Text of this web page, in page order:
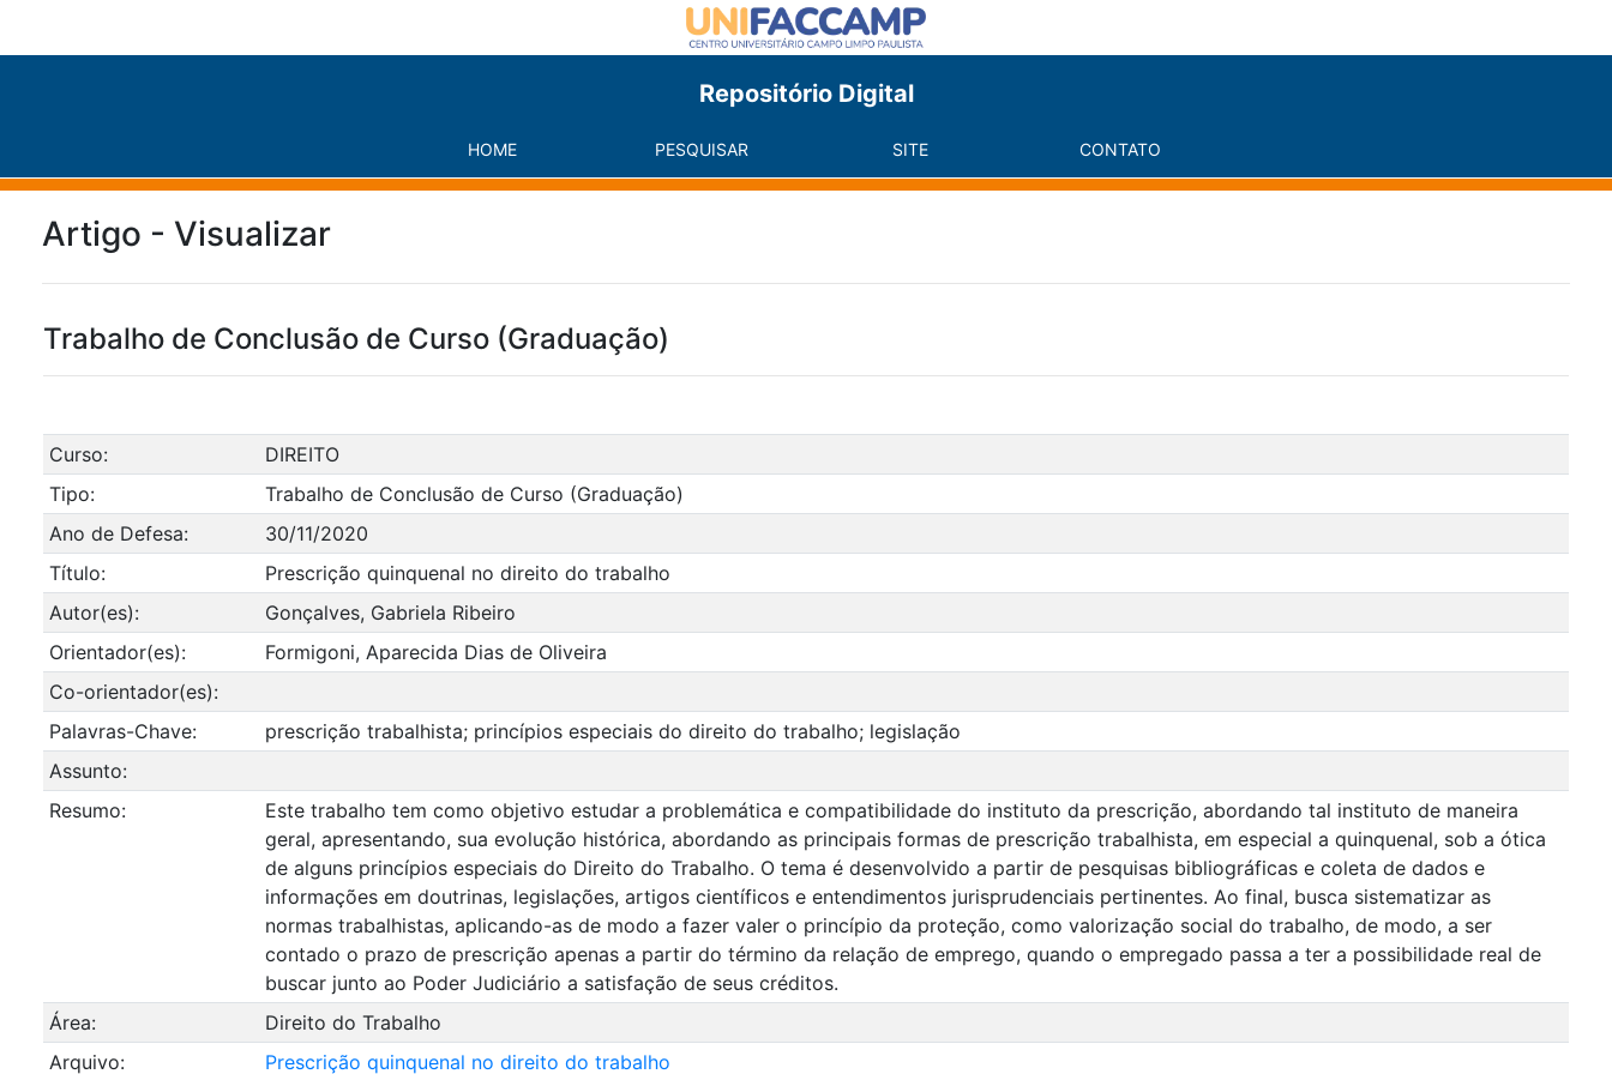
Repositório Digital
HOME PESQUISAR SITE CONTATO
Artigo - Visualizar
Trabalho de Conclusão de Curso (Graduação)
Curso:
DIREITO
Tipo:
Trabalho de Conclusão de Curso (Graduação)
Ano de Defesa:
30/11/2020
Título:
Prescrição quinquenal no direito do trabalho
Autor(es):
Gonçalves, Gabriela Ribeiro
Orientador(es):
Formigoni, Aparecida Dias de Oliveira
Co-orientador(es):
Palavras-Chave:
prescrição trabalhista; princípios especiais do direito do trabalho; legislação
Assunto:
Resumo:
Este trabalho tem como objetivo estudar a problemática e compatibilidade do instituto da prescrição, abordando tal instituto de maneira
geral, apresentando, sua evolução histórica, abordando as principais formas de prescrição trabalhista, em especial a quinquenal, sob a ótica
de alguns princípios especiais do Direito do Trabalho. O tema é desenvolvido a partir de pesquisas bibliográficas e coleta de dados e
informações em doutrinas, legislações, artigos científicos e entendimentos jurisprudenciais pertinentes. Ao final, busca sistematizar as
normas trabalhistas, aplicando-as de modo a fazer valer o princípio da proteção, como valorização social do trabalho, de modo, a ser
contado o prazo de prescrição apenas a partir do término da relação de emprego, quando o empregado passa a ter a possibilidade real de
buscar junto ao Poder Judiciário a satisfação de seus créditos.
Área:
Direito do Trabalho
Arquivo:
Prescrição quinquenal no direito do trabalho